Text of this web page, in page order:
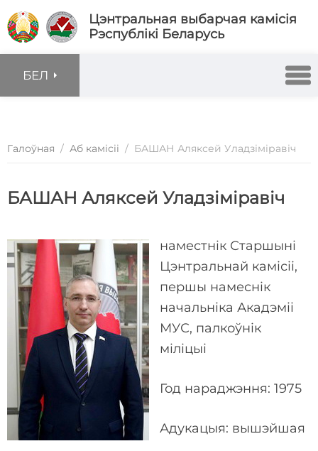
Цэнтральная выбарчая камісія
Рэспублікі Беларусь
БЕЛ
Галоўная / Аб камiсii / БАШАН Аляксей Уладзіміравіч
БАШАН Аляксей Уладзіміравіч
наместнік Старшыні
Цэнтральнай камісіі,
першы намеснік
начальніка Акадэміі
МУС, палкоўнік
міліцыі
Год нараджэння: 1975
Адукацыя: вышэйшая